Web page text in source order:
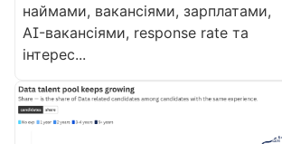
наймами, вакансіями, зарплатами,
AI-вакансіями, response rate та
інтерес...